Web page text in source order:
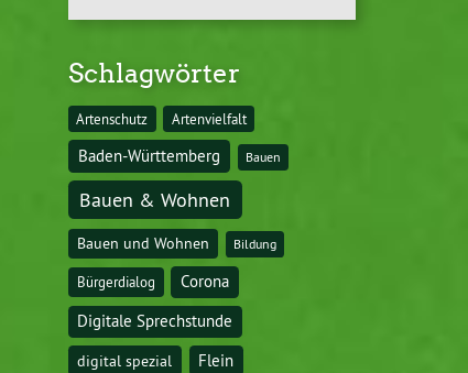
Schlagwörter
Artenschutz Artenvielfalt
Baden-Württemberg Bauen
Bauen & Wohnen
Bauen und Wohnen Bildung
Bürgerdialog Corona
Digitale Sprechstunde
digital spezial
Flein